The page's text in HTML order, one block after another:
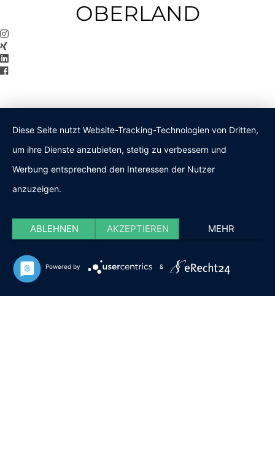
OBERLAND
Diese Seite nutzt Website-Tracking-Technologien von Dritten,
um ihre Dienste anzubieten, stetig zu verbessern und
Werbung entsprechend den Interessen der Nutzer
anzuzeigen.
ABLEHNEN AKZEPTIEREN MEHR
Powered by &